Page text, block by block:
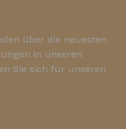
über die neuesten
in unseren
Sie sich für unseren